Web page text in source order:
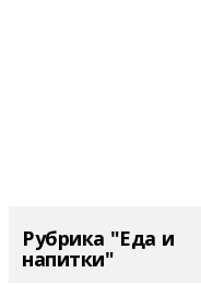
Рубрика "Еда и
напитки"